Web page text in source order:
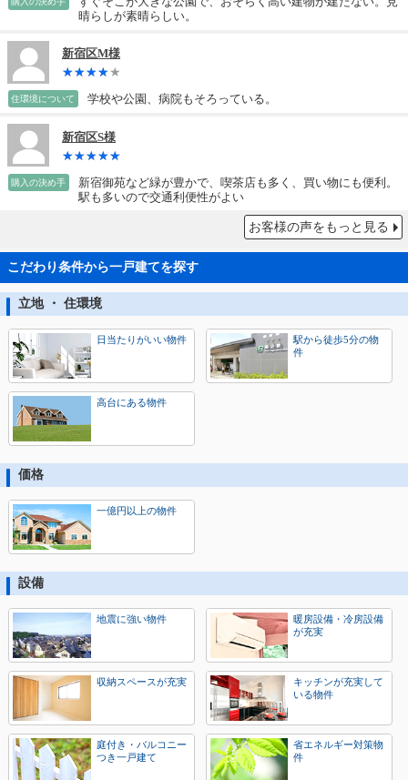
晴らしが素晴らしい。
新宿区M様
住環境について 学校や公園、病院もそろっている。
新宿区S様
購入の決め手
新宿御苑など緑が豊かで、喫茶店も多く、買い物にも便利。
駅も多いので交通利便性がよい
お客様の声をもっと見る
こだわり条件から一戸建てを探す
立地 ・ 住環境
日当たりがいい物件
駅から徒歩5分の物
件
高台にある物件
価格
一億円以上の物件
設備
地震に強い物件
暖房設備・冷房設備
が充実
収納スペースが充実
キッチンが充実して
いる物件
庭付き・バルコニー
つき一戸建て
省エネルギー対策物
件